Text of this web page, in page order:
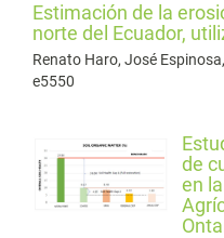
Estimación de la
norte del Ecuador,
Renato Haro, José
e5550
de
en